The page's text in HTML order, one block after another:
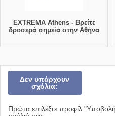
EXTREMA Athens - Βρείτε
δροσερά σημεία στην Αθήνα
Δεν υπάρχουν
σχόλια:
Πρώτα επιλέξτε προφίλ